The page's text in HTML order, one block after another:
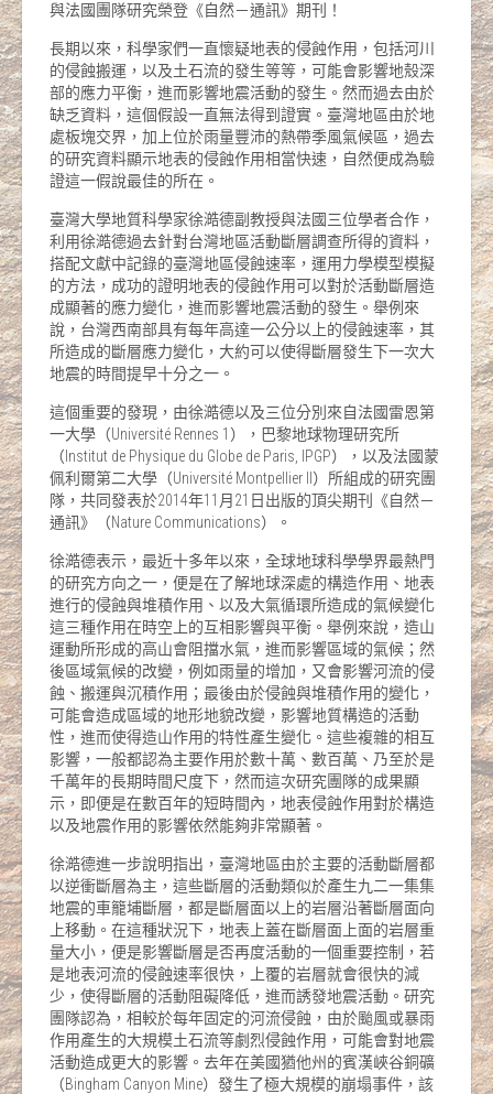
與法國團隊研究榮登《自然－通訊》期刊！
長期以來，科學家們一直懷疑地表的侵蝕作用，包括河川
的侵蝕搬運，以及土石流的發生等等，可能會影響地殼深
部的應力平衡，進而影響地震活動的發生。然而過去由於
缺乏資料，這個假設一直無法得到證實。臺灣地區由於地
處板塊交界，加上位於雨量豐沛的熱帶季風氣候區，過去
的研究資料顯示地表的侵蝕作用相當快速，自然便成為驗
證這一假說最佳的所在。
臺灣大學地質科學家徐澔德副教授與法國三位學者合作，
利用徐澔德過去針對台灣地區活動斷層調查所得的資料，
搭配文獻中記錄的臺灣地區侵蝕速率，運用力學模型模擬
的方法，成功的證明地表的侵蝕作用可以對於活動斷層造
成顯著的應力變化，進而影響地震活動的發生。舉例來
說，台灣西南部具有每年高達一公分以上的侵蝕速率，其
所造成的斷層應力變化，大約可以使得斷層發生下一次大
地震的時間提早十分之一。
這個重要的發現，由徐澔德以及三位分別來自法國雷恩第
一大學（Université Rennes 1），巴黎地球物理研究所
（Institut de Physique du Globe de Paris, IPGP），以及法國蒙
佩利爾第二大學（Université Montpellier II）所組成的研究團
隊，共同發表於2014年11月21日出版的頂尖期刊《自然－
通訊》（Nature Communications）。
徐澔德表示，最近十多年以來，全球地球科學學界最熱門
的研究方向之一，便是在了解地球深處的構造作用、地表
進行的侵蝕與堆積作用、以及大氣循環所造成的氣候變化
這三種作用在時空上的互相影響與平衡。舉例來說，造山
運動所形成的高山會阻擋水氣，進而影響區域的氣候；然
後區域氣候的改變，例如雨量的增加，又會影響河流的侵
蝕、搬運與沉積作用；最後由於侵蝕與堆積作用的變化，
可能會造成區域的地形地貌改變，影響地質構造的活動
性，進而使得造山作用的特性產生變化。這些複雜的相互
影響，一般都認為主要作用於數十萬、數百萬、乃至於是
千萬年的長期時間尺度下，然而這次研究團隊的成果顯
示，即便是在數百年的短時間內，地表侵蝕作用對於構造
以及地震作用的影響依然能夠非常顯著。
徐澔德進一步說明指出，臺灣地區由於主要的活動斷層都
以逆衝斷層為主，這些斷層的活動類似於產生九二一集集
地震的車籠埔斷層，都是斷層面以上的岩層沿著斷層面向
上移動。在這種狀況下，地表上蓋在斷層面上面的岩層重
量大小，便是影響斷層是否再度活動的一個重要控制，若
是地表河流的侵蝕速率很快，上覆的岩層就會很快的減
少，使得斷層的活動阻礙降低，進而誘發地震活動。研究
團隊認為，相較於每年固定的河流侵蝕，由於颱風或暴雨
作用產生的大規模土石流等劇烈侵蝕作用，可能會對地震
活動造成更大的影響。去年在美國猶他州的賓漢峽谷銅礦
（Bingham Canyon Mine）發生了極大規模的崩塌事件，該